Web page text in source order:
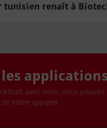
tunisien renaît à
avec vous, vous
votre appareil.